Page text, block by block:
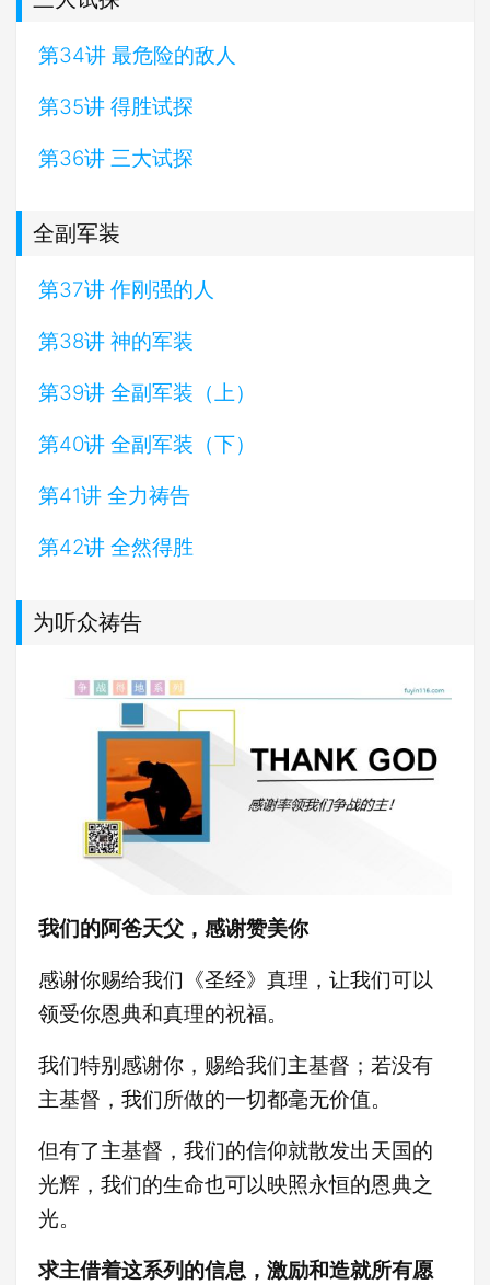
第34讲 最危险的敌人
第35讲 得胜试探
第36讲 三大试探
全副军装
第37讲 作刚强的人
第38讲 神的军装
第39讲 全副军装（上）
第40讲 全副军装（下）
第41讲 全力祷告
第42讲 全然得胜
为听众祷告
我们的阿爸天父，感谢赞美你
感谢你赐给我们《圣经》真理，让我们可以
领受你恩典和真理的祝福。
我们特别感谢你，赐给我们主基督；若没有
主基督，我们所做的一切都毫无价值。
但有了主基督，我们的信仰就散发出天国的
光辉，我们的生命也可以映照永恒的恩典之
光。
求主借着这系列的信息，激励和造就所有愿